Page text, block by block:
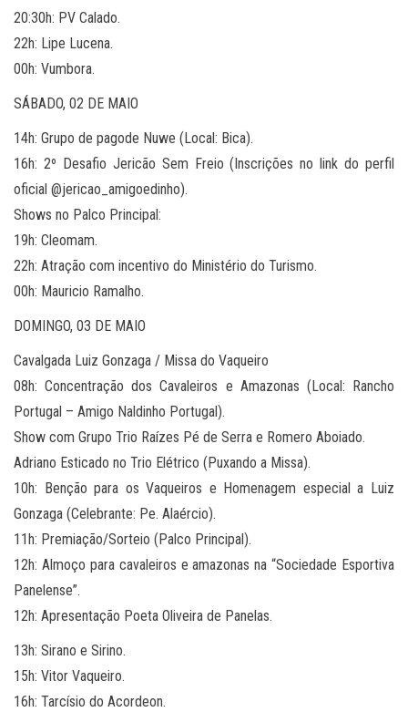
​20:30h: PV Calado.
​22h: Lipe Lucena.
​00h: Vumbora.
​SÁBADO, 02 DE MAIO
​14h: Grupo de pagode Nuwe (Local: Bica).
​16h: 2º Desafio Jericão Sem Freio (Inscrições no link do perfil
oficial @jericao_amigoedinho).
​Shows no Palco Principal:
​19h: Cleomam.
​22h: Atração com incentivo do Ministério do Turismo.
​00h: Mauricio Ramalho.
​DOMINGO, 03 DE MAIO
​Cavalgada Luiz Gonzaga / Missa do Vaqueiro
​08h: Concentração dos Cavaleiros e Amazonas (Local: Rancho
Portugal – Amigo Naldinho Portugal).
​Show com Grupo Trio Raízes Pé de Serra e Romero Aboiado.
​Adriano Esticado no Trio Elétrico (Puxando a Missa).
​10h: Benção para os Vaqueiros e Homenagem especial a Luiz
Gonzaga (Celebrante: Pe. Alaércio).
​11h: Premiação/Sorteio (Palco Principal).
​12h: Almoço para cavaleiros e amazonas na “Sociedade Esportiva
Panelense”.
​12h: Apresentação Poeta Oliveira de Panelas.
​13h: Sirano e Sirino.
​15h: Vitor Vaqueiro.
​16h: Tarcísio do Acordeon.